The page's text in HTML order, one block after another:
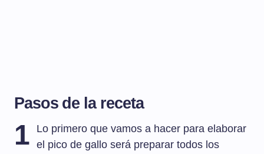
Pasos de la receta
1
Lo primero que vamos a hacer para elaborar
el pico de gallo será preparar todos los